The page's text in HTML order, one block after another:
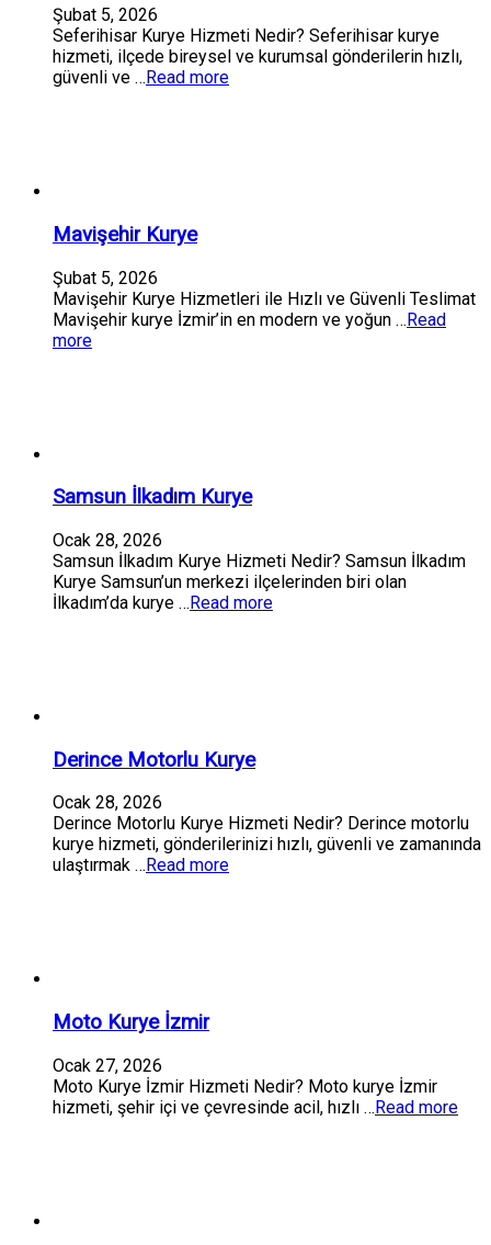
Şubat 5, 2026
Seferihisar Kurye Hizmeti Nedir? Seferihisar kurye
hizmeti, ilçede bireysel ve kurumsal gönderilerin hızlı,
güvenli ve …Read more
Mavişehir Kurye
Şubat 5, 2026
Mavişehir Kurye Hizmetleri ile Hızlı ve Güvenli Teslimat
Mavişehir kurye İzmir’in en modern ve yoğun …Read
more
Samsun İlkadım Kurye
Ocak 28, 2026
Samsun İlkadım Kurye Hizmeti Nedir? Samsun İlkadım
Kurye Samsun’un merkezi ilçelerinden biri olan
İlkadım’da kurye …Read more
Derince Motorlu Kurye
Ocak 28, 2026
Derince Motorlu Kurye Hizmeti Nedir? Derince motorlu
kurye hizmeti, gönderilerinizi hızlı, güvenli ve zamanında
ulaştırmak … Read more
Moto Kurye İzmir
Ocak 27, 2026
Moto Kurye İzmir Hizmeti Nedir? Moto kurye İzmir
hizmeti, şehir içi ve çevresinde acil, hızlı …Read more